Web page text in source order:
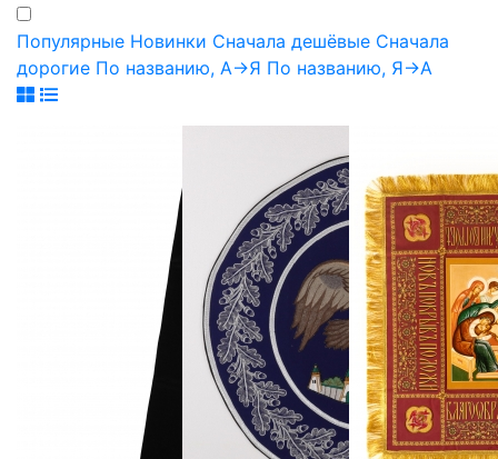
Популярные Новинки Сначала дешёвые Сначала
дорогие По названию, А->Я По названию, Я->А